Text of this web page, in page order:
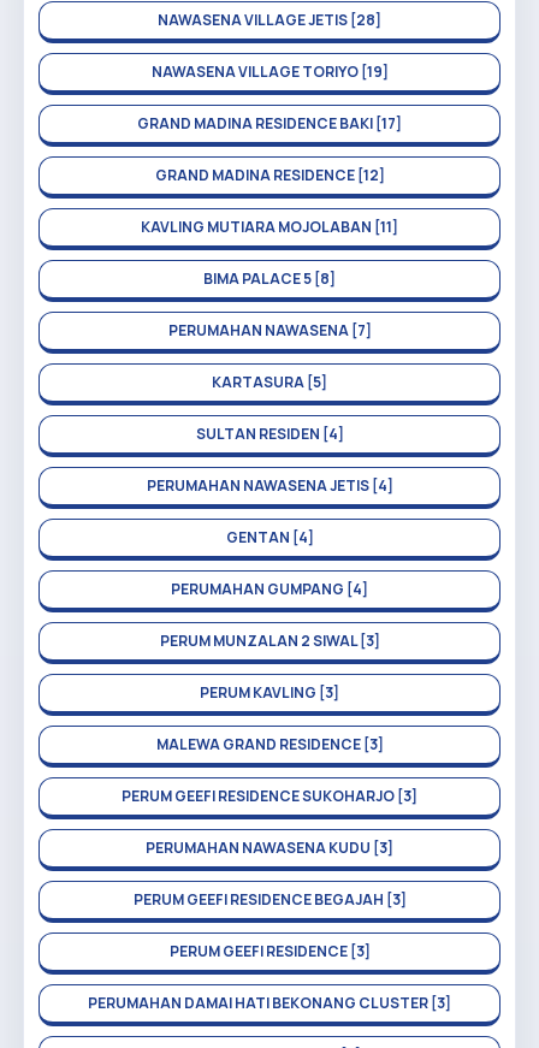
NAWASENA VILLAGE JETIS [28]
NAWASENA VILLAGE TORIYO [19]
GRAND MADINA RESIDENCE BAKI [17]
GRAND MADINA RESIDENCE [12]
KAVLING MUTIARA MOJOLABAN [11]
BIMA PALACE 5 [8]
PERUMAHAN NAWASENA [7]
KARTASURA [5]
SULTAN RESIDEN [4]
PERUMAHAN NAWASENA JETIS [4]
GENTAN [4]
PERUMAHAN GUMPANG [4]
PERUM MUNZALAN 2 SIWAL [3]
PERUM KAVLING [3]
MALEWA GRAND RESIDENCE [3]
PERUM GEEFI RESIDENCE SUKOHARJO [3]
PERUMAHAN NAWASENA KUDU [3]
PERUM GEEFI RESIDENCE BEGAJAH [3]
PERUM GEEFI RESIDENCE [3]
PERUMAHAN DAMAI HATI BEKONANG CLUSTER [3]